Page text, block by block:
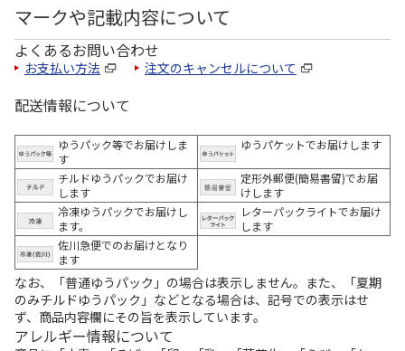
マークや記載内容について
よくあるお問い合わせ
お支払い方法 注文のキャンセルについて
配送情報について
ゆうパック等でお届けしま
す
ゆうパケットでお届けします
チルドゆうパックでお届け
します
定形外郵便(簡易書留)でお届
けします
冷凍ゆうパックでお届けし
ます。
レターパックライトでお届け
します
佐川急便でのお届けとなり
ます
なお、「普通ゆうパック」の場合は表示しません。また、「夏期
のみチルドゆうパック」などとなる場合は、記号での表示はせ
ず、商品内容欄にその旨を表示しています。
アレルギー情報について